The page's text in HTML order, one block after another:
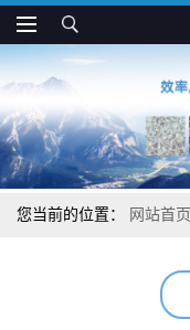
您当前的位置： 网站首页